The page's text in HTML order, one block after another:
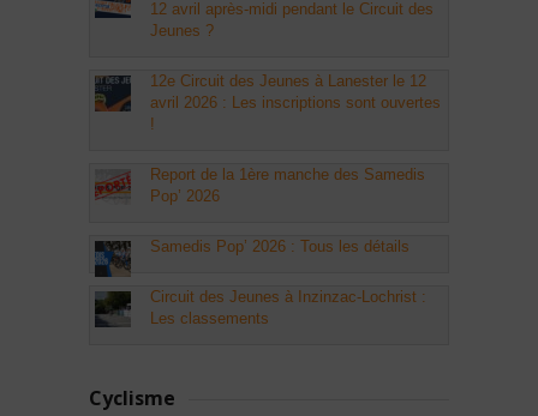
12 avril après-midi pendant le Circuit des
Jeunes ?
12e Circuit des Jeunes à Lanester le 12
avril 2026 : Les inscriptions sont ouvertes
!
Report de la 1ère manche des Samedis
Pop’ 2026
Samedis Pop’ 2026 : Tous les détails
Circuit des Jeunes à Inzinzac-Lochrist :
Les classements
Cyclisme